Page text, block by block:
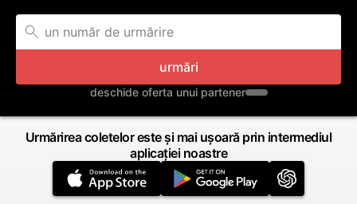
urmări
deschide oferta unui partener
Urmărirea coletelor este și mai ușoară prin intermediul
aplicației noastre